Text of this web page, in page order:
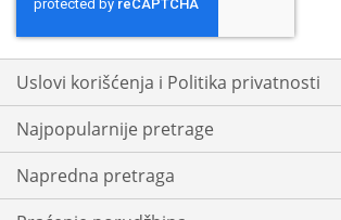
Our
Newsletter:
Uslovi korišćenja i Politika privatnosti
Najpopularnije pretrage
Napredna pretraga